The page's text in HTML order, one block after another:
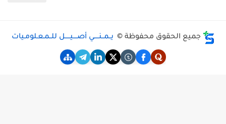
جميع الحقوق محفوظة © يــمــنـــــي أصــــيـــــل للــمـعـلومـيات